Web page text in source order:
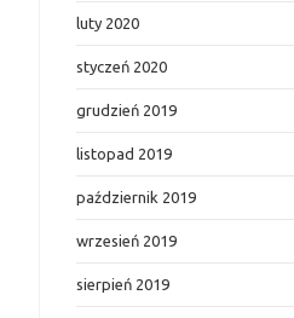
luty 2020
styczeń 2020
grudzień 2019
listopad 2019
październik 2019
wrzesień 2019
sierpień 2019